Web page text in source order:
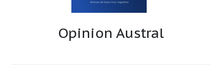
Opinion Austral